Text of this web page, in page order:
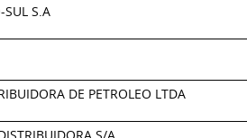
SUL S.A
DE PETROLEO LTDA